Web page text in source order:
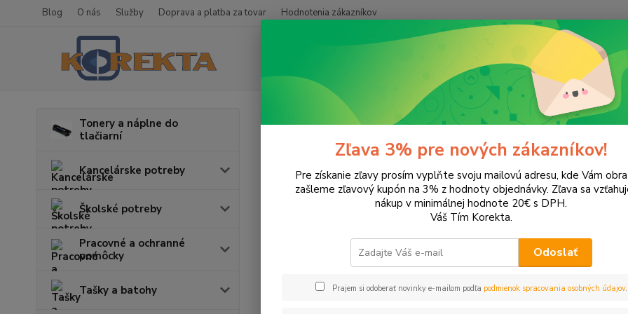
Blog O nás Služby Doprava a platba za tovar Hodnotenia zákazníkov
Tonery a náplne do
tlačiarní
Kancelárske potreby
Školské potreby
Pracovné a ochranné
pomôcky
Tašky a batohy
Tonery a náplne do tlačiarní Hewlett Packard HP OfficeJet
OfficeJet 5505
Upresniť parametre
EUR Od
Zľava 3% pre nových zákazníkov!
Pre získanie zľavy prosím vyplňte svoju mailovú adresu, kde Vám
zašleme zľavový kupón na 3% z hodnoty objednávky. Zľava sa
nákup v minimálnej hodnote 20€ s DPH.
Váš Tím Korekta.
Odoslať
Prajem si odoberať novinky e-mailom podľa podmienok spracovania osobných údajov.